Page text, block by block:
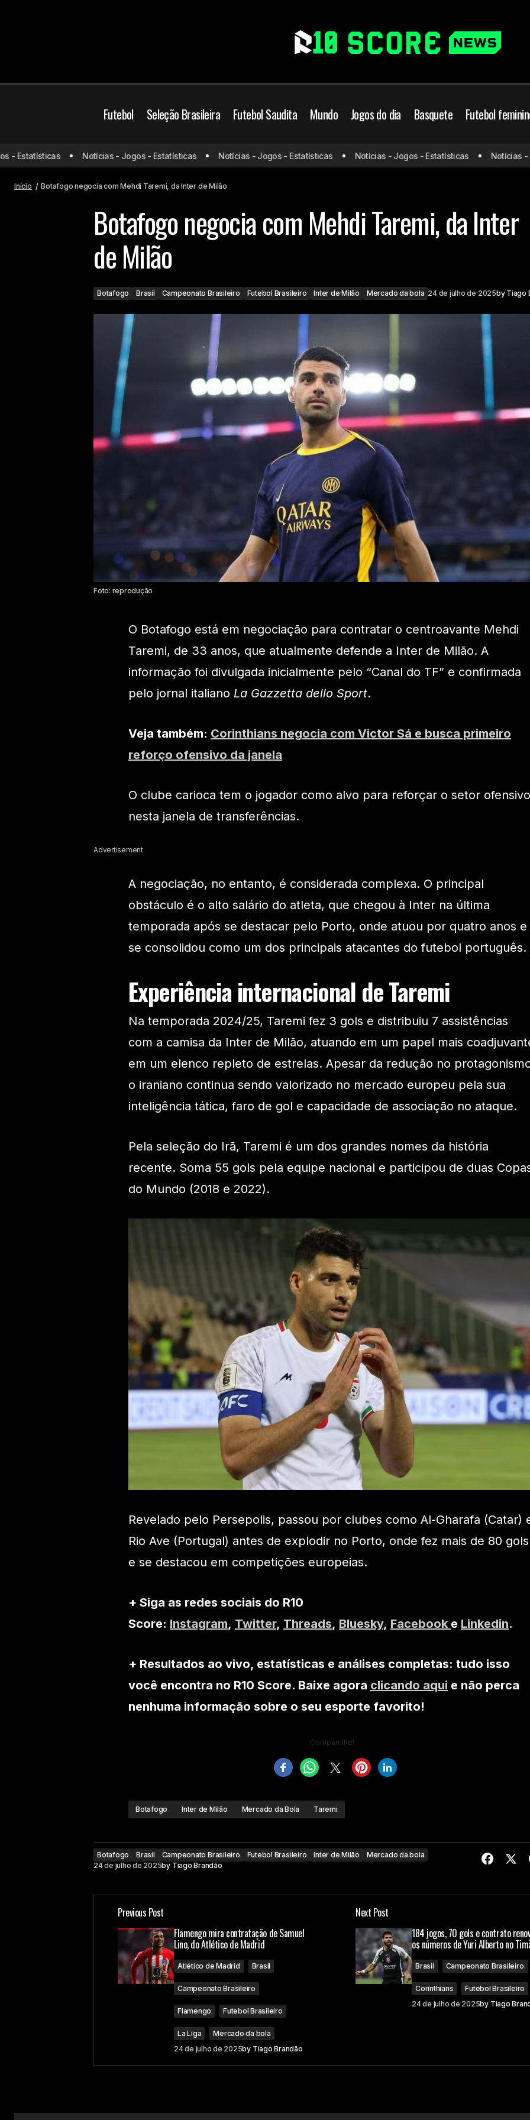
Futebol Seleção Brasileira Futebol Saudita Mundo Jogos do dia Basquete Futebol
Flamengo mira contratação de Samuel
Lino, do Atlético de Madrid
Botafogo Brasil Campeonato Brasileiro
Futebol Brasileiro
Inter de Milão
Mercado da bola
Botafogo negocia
Inter de Milão
Notícias - Jogos - Estatísticas Notícias - Jogos - Estatísticas Notícias - Jogos - Estatísticas Notícias -
Início Botafogo negocia com Mehdi Taremi, da Inter de Milão
Botafogo negocia com Mehdi Taremi, da Inter
de Milão
Botafogo Brasil Campeonato Brasileiro Futebol Brasileiro Inter de Milão Mercado da bola 24 de julho de 2025by Tiago
Foto: reprodução
O Botafogo está em negociação para contratar o centroavante Mehdi
Taremi, de 33 anos, que atualmente defende a Inter de Milão. A
informação foi divulgada inicialmente pelo “Canal do TF” e confirmada
pelo jornal italiano La Gazzetta dello Sport.
Veja também: Corinthians negocia com Victor Sá e busca primeiro
reforço ofensivo da janela
O clube carioca tem o jogador como alvo para reforçar o setor ofensivo
nesta janela de transferências.
Advertisement
A negociação, no entanto, é considerada complexa. O principal
obstáculo é o alto salário do atleta, que chegou à Inter na última
temporada após se destacar pelo Porto, onde atuou por quatro anos e
se consolidou como um dos principais atacantes do futebol português.
Experiência internacional de Taremi
Na temporada 2024/25, Taremi fez 3 gols e distribuiu 7 assistências
com a camisa da Inter de Milão, atuando em um papel mais
em um elenco repleto de estrelas. Apesar da redução no
o iraniano continua sendo valorizado no mercado europeu pela sua
inteligência tática, faro de gol e capacidade de associação no ataque.
Pela seleção do Irã, Taremi é um dos grandes nomes da história
recente. Soma 55 gols pela equipe nacional e participou de duas
do Mundo (2018 e 2022).
Revelado pelo Persepolis, passou por clubes como Al-Gharafa (Catar)
Rio Ave (Portugal) antes de explodir no Porto, onde fez mais de 80 gols
e se destacou em competições europeias.
+ Siga as redes sociais do R10
Score: Instagram, Twitter, Threads, Bluesky, Facebook e Linkedin.
+ Resultados ao vivo, estatísticas e análises completas: tudo isso
você encontra no R10 Score. Baixe agora clicando aqui e não perca
nenhuma informação sobre o seu esporte favorito!
Compartilhe!
Botafogo Inter de Milão Mercado da Bola Taremi
Botafogo Brasil Campeonato Brasileiro Futebol Brasileiro Inter de Milão
Mercado da bola
24 de julho de 2025by Tiago Brandão
Previous Post
Flamengo mira contratação de Samuel
Lino, do Atlético de Madrid
Atlético de Madrid Brasil
Campeonato Brasileiro
Flamengo Futebol Brasileiro
La Liga
Mercado da bola
24 de julho de 2025by Tiago Brandão
Next Post
184 jogos, 70 gols e contrato
os números de Yuri Alberto no
Brasil Campeonato Brasileiro
Corinthians
Futebol Brasileiro
24 de julho de 2025by Tiago